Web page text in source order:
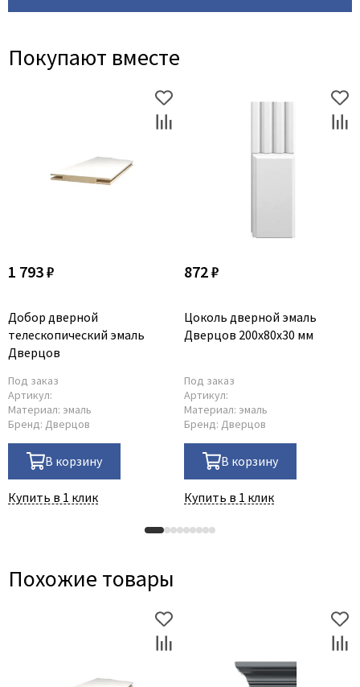
Покупают вместе
1 793 ₽
Добор дверной
телескопический эмаль
Дверцов
Под заказ
Артикул:
Материал: эмаль
Бренд: Дверцов
В корзину
Купить в 1 клик
872 ₽
Цоколь дверной эмаль
Дверцов 200х80х30 мм
Под заказ
Артикул:
Материал: эмаль
Бренд: Дверцов
В корзину
Купить в 1 клик
Похожие товары